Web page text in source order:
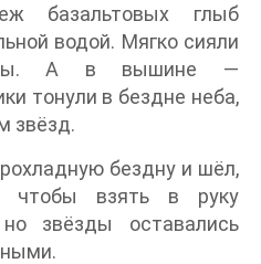
базальтовых глыб
водой. Мягко сияли
А в вышине —
тонули в бездне неба,
звёзд.
бездну и шёл,
чтобы взять в руку
звёзды оставались